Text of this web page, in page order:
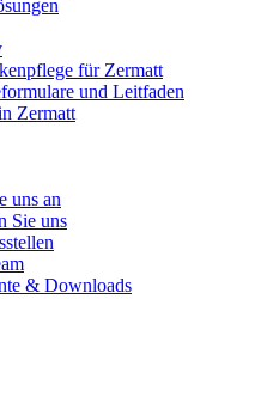
für Zermatt
und Leitfaden
Zermatt
uns an
Sie uns
& Downloads